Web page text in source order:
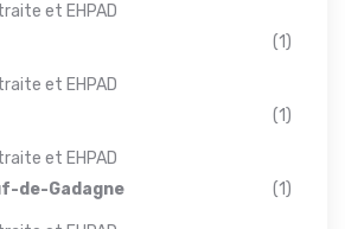
et EHPAD
(1)
et EHPAD
(1)
et EHPAD
de-Gadagne
(1)